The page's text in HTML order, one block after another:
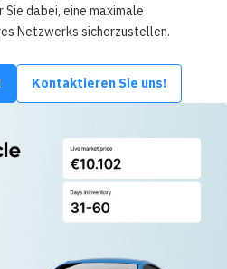
dabei, eine maximale
Netzwerks sicherzustellen.
Kontaktieren Sie uns!